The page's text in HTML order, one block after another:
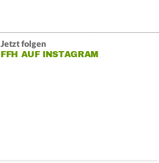
Jetzt folgen
FFH AUF INSTAGRAM